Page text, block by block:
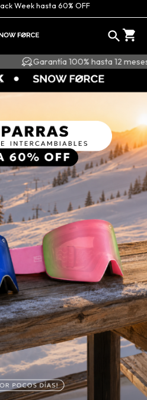
Week hasta 60% OFF
Garantía 100% hasta 12 meses